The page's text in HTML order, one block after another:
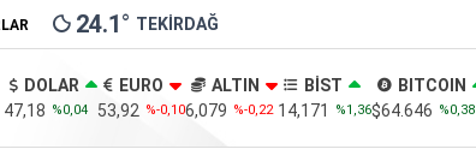
24.1° TEKIRDAĞ
DOLAR
47,18 %0,04
EURO
53,92 %-0,10
ALTIN
6,079 %-0,22
BİST
14,171
%1,36
BITCOIN
$64.646 %0,38